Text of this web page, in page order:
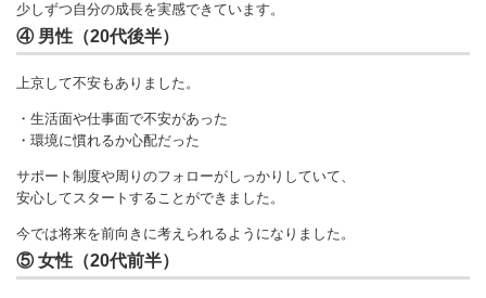
少しずつ自分の成長を実感できています。
④ 男性（20代後半）
上京して不安もありました。
・生活面や仕事面で不安があった
・環境に慣れるか心配だった
サポート制度や周りのフォローがしっかりしていて、
安心してスタートすることができました。
今では将来を前向きに考えられるようになりました。
⑤ 女性（20代前半）